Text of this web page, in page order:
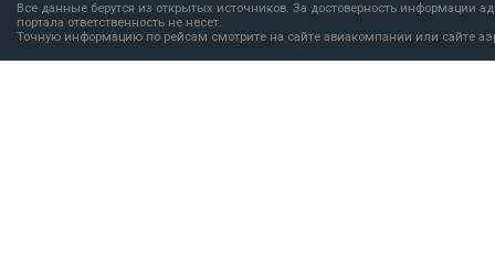
Все данные берутся из открытых источников. За достоверность информации
портала ответственность не несет.
Точную информацию по рейсам смотрите на сайте авиакомпании или сайте